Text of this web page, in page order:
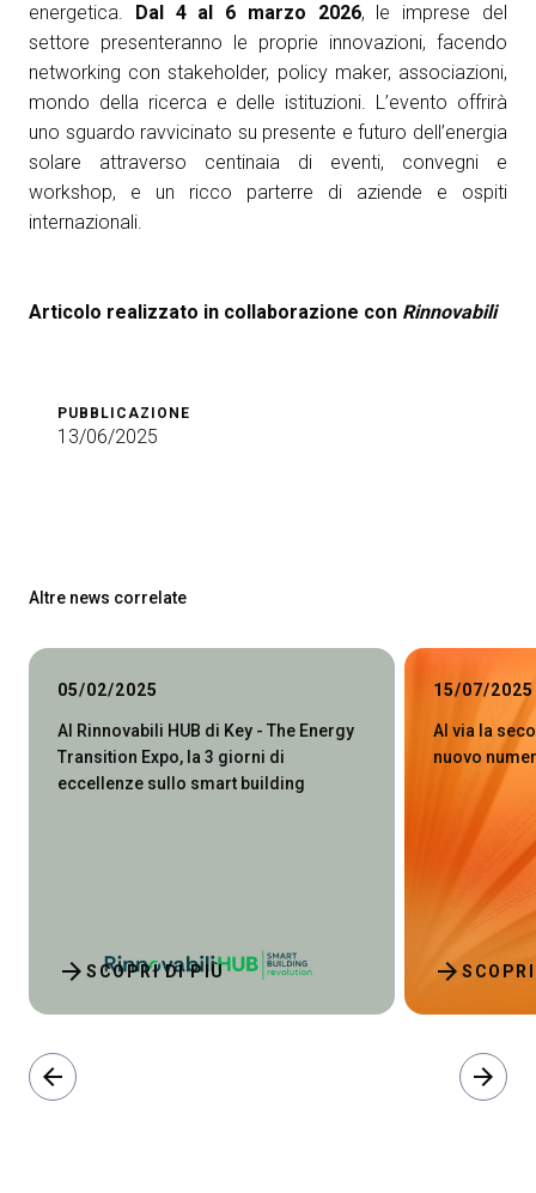
energetica. Dal 4 al 6 marzo 2026, le imprese del
settore presenteranno le proprie innovazioni, facendo
networking con stakeholder, policy maker, associazioni,
mondo della ricerca e delle istituzioni. L’evento offrirà
uno sguardo ravvicinato su presente e futuro dell’energia
solare attraverso centinaia di eventi, convegni e
workshop, e un ricco parterre di aziende e ospiti
internazionali.
Articolo realizzato in collaborazione con Rinnovabili
PUBBLICAZIONE
13/06/2025
Altre news correlate
05/02/2025
Al Rinnovabili HUB di Key - The Energy
Transition Expo, la 3 giorni di
eccellenze sullo smart building
SCOPRI DI PIÙ
arrow_forward
15/07/2025
Al via la
nuovo
arrow_forward
arrow_back arrow_forward